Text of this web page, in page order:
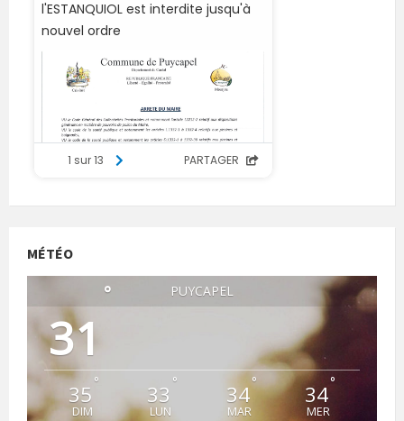
MÉTÉO
PUYCAPEL
31
°
35 °
DIM
33 °
LUN
34°
MAR
34°
MER